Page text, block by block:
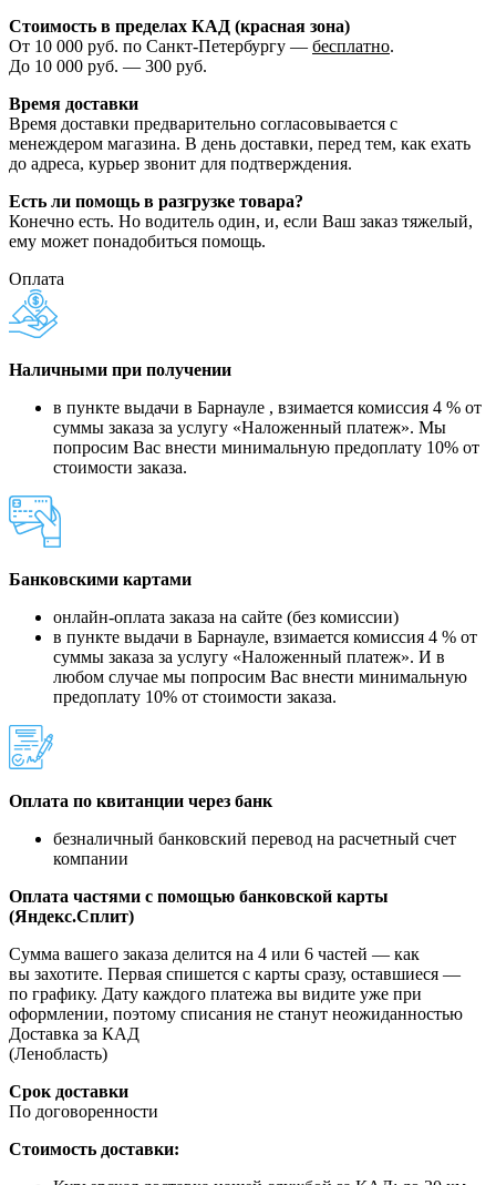
Стоимость в пределах КАД (красная зона)
От 10 000 руб. по Санкт-Петербургу — бесплатно.
До 10 000 руб. — 300 руб.
Время доставки
Время доставки предварительно согласовывается с
менеждером магазина. В день доставки, перед тем, как ехать
до адреса, курьер звонит для подтверждения.
Есть ли помощь в разгрузке товара?
Конечно есть. Но водитель один, и, если Ваш заказ тяжелый,
ему может понадобиться помощь.
Оплата
Наличными при получении
в пункте выдачи в Барнауле , взимается комиссия 4 % от
суммы заказа за услугу «Наложенный платеж». Мы
попросим Вас внести минимальную предоплату 10% от
стоимости заказа.
Банковскими картами
онлайн-оплата заказа на сайте (без комиссии)
в пункте выдачи в Барнауле, взимается комиссия 4 % от
суммы заказа за услугу «Наложенный платеж». И в
любом случае мы попросим Вас внести минимальную
предоплату 10% от стоимости заказа.
Оплата по квитанции через банк
безналичный банковский перевод на расчетный счет
компании
Оплата частями с помощью банковской карты
(Яндекс.Сплит)
Сумма вашего заказа делится на 4 или 6 частей — как
вы захотите. Первая спишется с карты сразу, оставшиеся —
по графику. Дату каждого платежа вы видите уже при
оформлении, поэтому списания не станут неожиданностью
Доставка за КАД
(Ленобласть)
Срок доставки
По договоренности
Стоимость доставки: